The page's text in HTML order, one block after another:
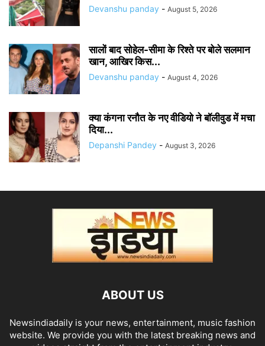
Devanshu panday - August 5, 2026
सालों बाद सोहेल-सीमा के रिश्ते पर बोले सलमान
खान, आखिर किस...
Devanshu panday - August 4, 2026
क्या कंगना रनौत के नए वीडियो ने बॉलीवुड में मचा
दिया...
Depanshi Pandey - August 3, 2026
ABOUT US
Newsindiadaily is your news, entertainment, music fashion
website. We provide you with the latest breaking news and